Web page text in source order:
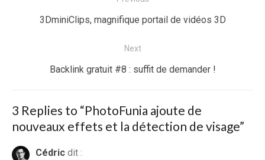
Previous
3DminiClips, magnifique portail de vidéos 3D
Next
Next
Backlink gratuit #8 : suffit de demander !
3 Replies to “PhotoFunia ajoute de
nouveaux effets et la détection de visage”
Cédric dit :